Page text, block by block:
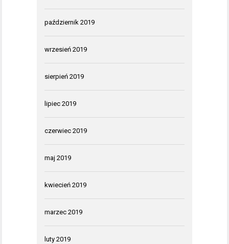
październik 2019
wrzesień 2019
sierpień 2019
lipiec 2019
czerwiec 2019
maj 2019
kwiecień 2019
marzec 2019
luty 2019